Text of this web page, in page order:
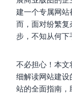
建一个专属网
而，面对纷繁
步，不知从何下
不必担心！本
细解读网站建
站的全面指南